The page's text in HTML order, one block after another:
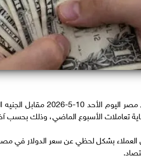
استقر سعر الدولار في
تعاملات الأسبوع الماضي، وذلك
بشكل لحظي عن سعر الدولار في